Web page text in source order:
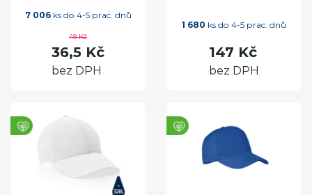
7 006ks do 4-5 prac. dnů
49 Kč
36,5 Kč
bez DPH
1 680 ks do 4-5 prac. dnů
147 Kč
bez DPH